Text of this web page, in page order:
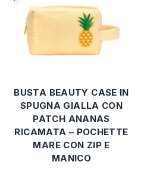
BUSTA BEAUTY CASE IN
SPUGNA GIALLA CON
PATCH ANANAS
RICAMATA – POCHETTE
MARE CON ZIP E
MANICO